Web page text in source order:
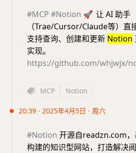
#MCP #Notion 🚀 让 AI 助手
（Trae/Cursor/Claude等）直
支持查询、创建和更新 Notion
实现。
https://github.com/whjwjx/
MCP Notion
20:39 · 2025年4月5日 · 周六
#Notion 开源自readzn.com
构建的知识型网站，打造解决